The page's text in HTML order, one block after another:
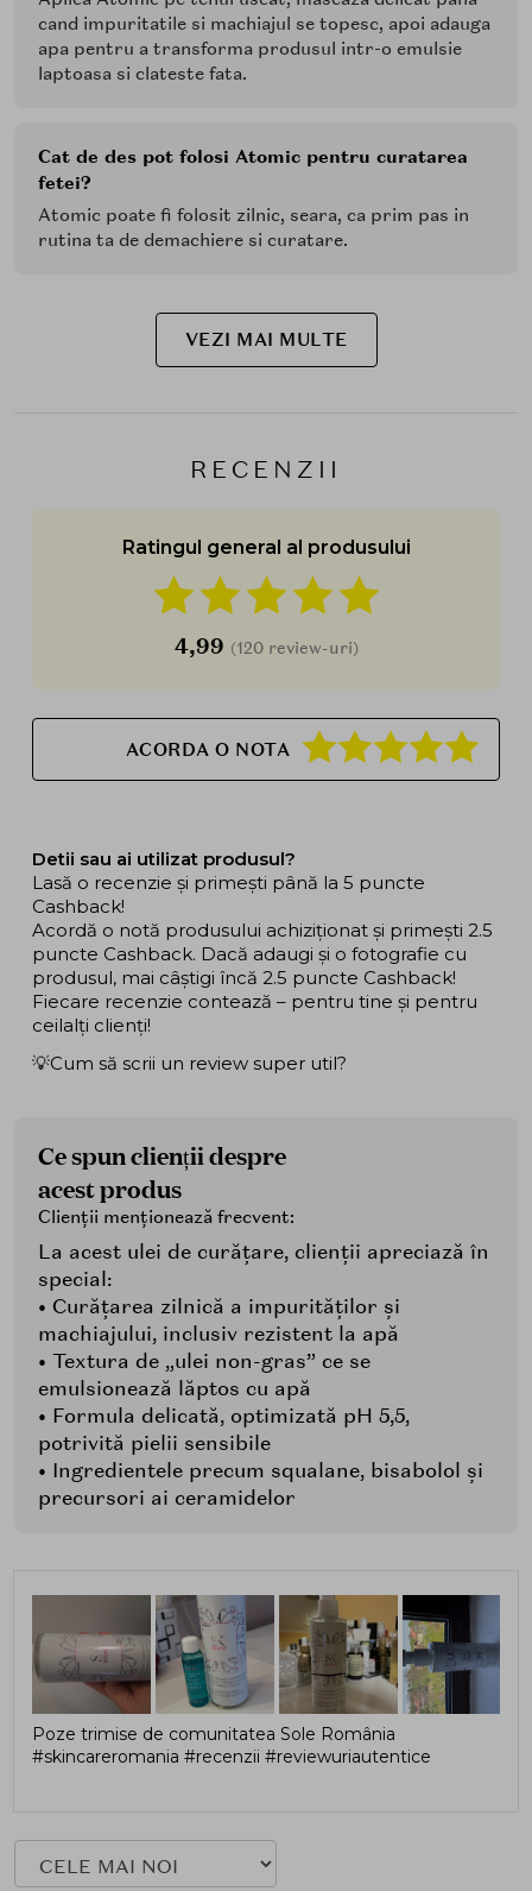
cand impuritatile si machiajul se topesc, apoi adauga
apa pentru a transforma produsul intr-o emulsie
laptoasa si clateste fata.
Cat de des pot folosi Atomic pentru curatarea
fetei?
Atomic poate fi folosit zilnic, seara, ca prim pas in
rutina ta de demachiere si curatare.
VEZI MAI MULTE
RECENZII
Ratingul general al produsului
4,99 (120 review-uri)
ACORDA O NOTA
Detii sau ai utilizat produsul?
Lasă o recenzie și primești până la 5 puncte
Cashback!
Acordă o notă produsului achiziționat și primești 2.5
puncte Cashback. Dacă adaugi și o fotografie cu
produsul, mai câștigi încă 2.5 puncte Cashback!
Fiecare recenzie contează – pentru tine și pentru
ceilalți clienți!
💡Cum să scrii un review super util?
Ce spun clienții despre
acest produs
Clienții menționează frecvent:
La acest ulei de curățare, clienții apreciază în
special:
• Curățarea zilnică a impurităților și
machiajului, inclusiv rezistent la apă
• Textura de „ulei non-gras” ce se
emulsionează lăptos cu apă
• Formula delicată, optimizată pH 5,5,
potrivită pielii sensibile
• Ingredientele precum squalane, bisabolol și
precursori ai ceramidelor
Poze trimise de comunitatea Sole România
#skincareromania #recenzii #reviewuriautentice